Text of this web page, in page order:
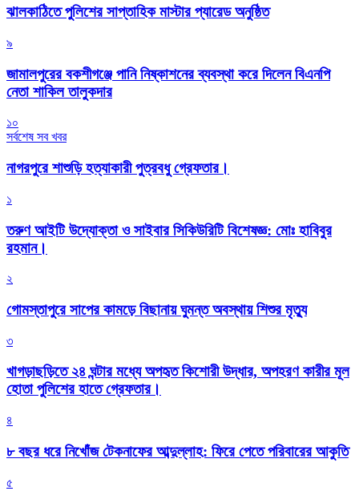
‎ঝালকাঠিতে পুলিশের সাপ্তাহিক মাস্টার প্যারেড অনুষ্ঠিত
৯
জামালপুরের বকশীগঞ্জে পানি নিষ্কাশনের ব্যবস্থা করে দিলেন বিএনপি
নেতা শাকিল তালুকদার
১০
সর্বশেষ সব খবর
নাগরপুরে শাশুড়ি হত্যাকারী পুত্রবধু গ্রেফতার।
১
তরুণ আইটি উদ্যোক্তা ও সাইবার সিকিউরিটি বিশেষজ্ঞ: মোঃ হাবিবুর
রহমান।
২
গোমস্তাপুরে সাপের কামড়ে বিছানায় ঘুমন্ত অবস্থায় শিশুর মৃত্যু
৩
খাগড়াছড়িতে ২৪ ঘন্টার মধ্যে অপহৃত কিশোরী উদ্ধার, অপহরণ কারীর মূল
হোতা পুলিশের হাতে গ্রেফতার।
৪
৮ বছর ধরে নিখোঁজ টেকনাফের আব্দুল্লাহ: ফিরে পেতে পরিবারের আকুতি
৫